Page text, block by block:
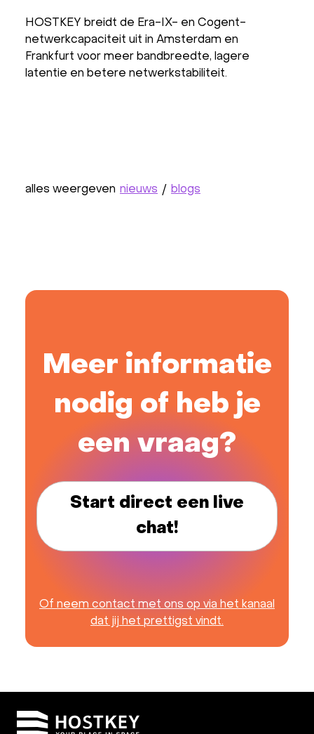
HOSTKEY breidt de Era-IX- en Cogent-
netwerkcapaciteit uit in Amsterdam en
Frankfurt voor meer bandbreedte, lagere
latentie en betere netwerkstabiliteit.
alles weergeven nieuws / blogs
Meer informatie
nodig of heb je
een vraag?
Start direct een live
chat!
Of neem contact met ons op via het kanaal
dat jij het prettigst vindt.